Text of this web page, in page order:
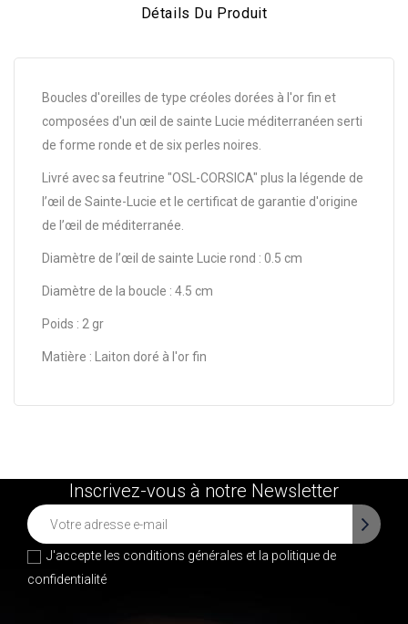
Détails Du Produit
Boucles d'oreilles de type créoles dorées à l'or fin et
composées d'un œil de sainte Lucie méditerranéen serti
de forme ronde et de six perles noires.
Livré avec sa feutrine "OSL-CORSICA" plus la légende de
l’œil de Sainte-Lucie et le certificat de garantie d'origine
de l’œil de méditerranée.
Diamètre de l’œil de sainte Lucie rond : 0.5 cm
Diamètre de la boucle : 4.5 cm
Poids : 2 gr
Matière : Laiton doré à l'or fin
Inscrivez-vous à notre Newsletter
J'accepte les conditions générales et la politique de
confidentialité